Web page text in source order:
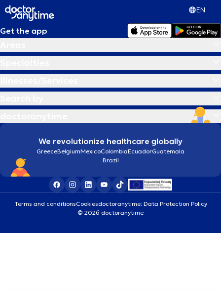
EN
Get the app
We revolutionize healthcare globally
GreeceBelgiumMexicoColombiaEcuadorGuatemala
Brazil
Terms and conditionsCookiesdoctoranytime: Data Protection Policy
© 2026 doctoranytime